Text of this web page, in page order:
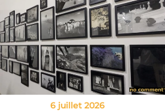
6 juillet 2026